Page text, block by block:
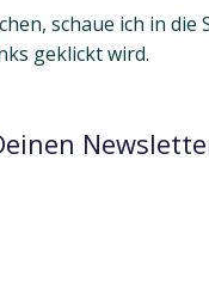
schaue ich in
geklickt wird.